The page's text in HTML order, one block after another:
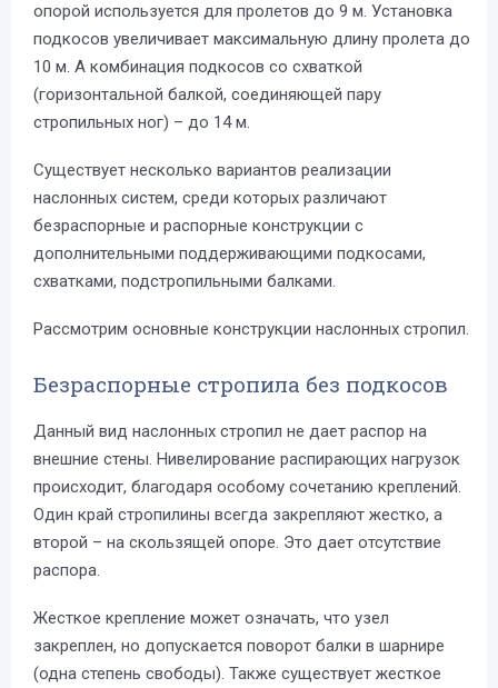
опорой используется для пролетов до 9 м. Установка
подкосов увеличивает максимальную длину пролета до
10 м. А комбинация подкосов со схваткой
(горизонтальной балкой, соединяющей пару
стропильных ног) – до 14 м.
Существует несколько вариантов реализации
наслонных систем, среди которых различают
безраспорные и распорные конструкции с
дополнительными поддерживающими подкосами,
схватками, подстропильными балками.
Рассмотрим основные конструкции наслонных стропил.
Безраспорные стропила без подкосов
Данный вид наслонных стропил не дает распор на
внешние стены. Нивелирование распирающих нагрузок
происходит, благодаря особому сочетанию креплений.
Один край стропилины всегда закрепляют жестко, а
второй – на скользящей опоре. Это дает отсутствие
распора.
Жесткое крепление может означать, что узел
закреплен, но допускается поворот балки в шарнире
(одна степень свободы). Также существует жесткое